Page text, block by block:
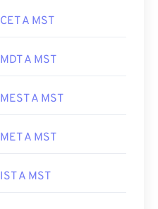
CET A MST
MDT A MST
MEST A MST
MET A MST
IST A MST